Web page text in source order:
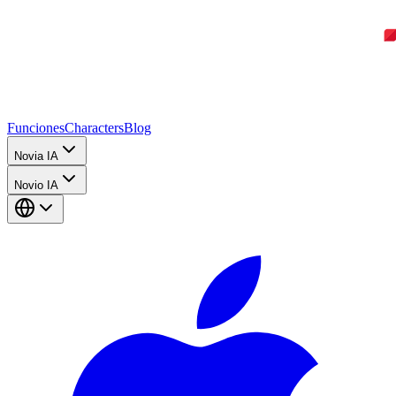
FuncionesCharactersBlog
Novia IA
Novio IA